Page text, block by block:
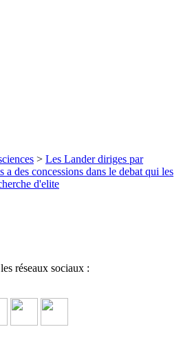
> Les Lander diriges par
a des concessions dans le debat qui les
d'elite
réseaux sociaux :